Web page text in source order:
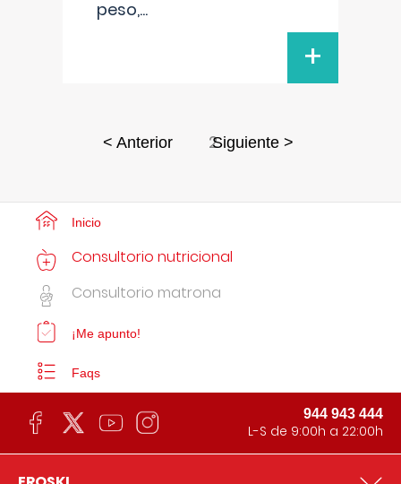
peso,...
+
< Anterior 2Siguiente >
Inicio
Consultorio nutricional
Consultorio matrona
¡Me apunto!
Faqs
944 943 444
L-S de 9:00h a 22:00h